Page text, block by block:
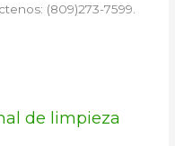
(809)273-7599.
de limpieza